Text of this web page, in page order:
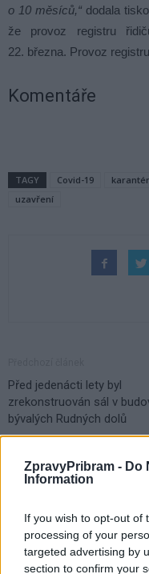
ZpravyPribram - Do
Information
If you wish to opt-out of
processing of your
targeted advertising by
section to confirm your
o 10 měsíců,“ dodala
že provoz registru
22. března. Provoz
Komentáře
TAGY Covid-19
uzavření
Před jedenácti lety byl
zrekonstruován sál v
bývalých Rudných dolů
SOUVISEJÍCÍ ČLÁNKY
Většina
výborné